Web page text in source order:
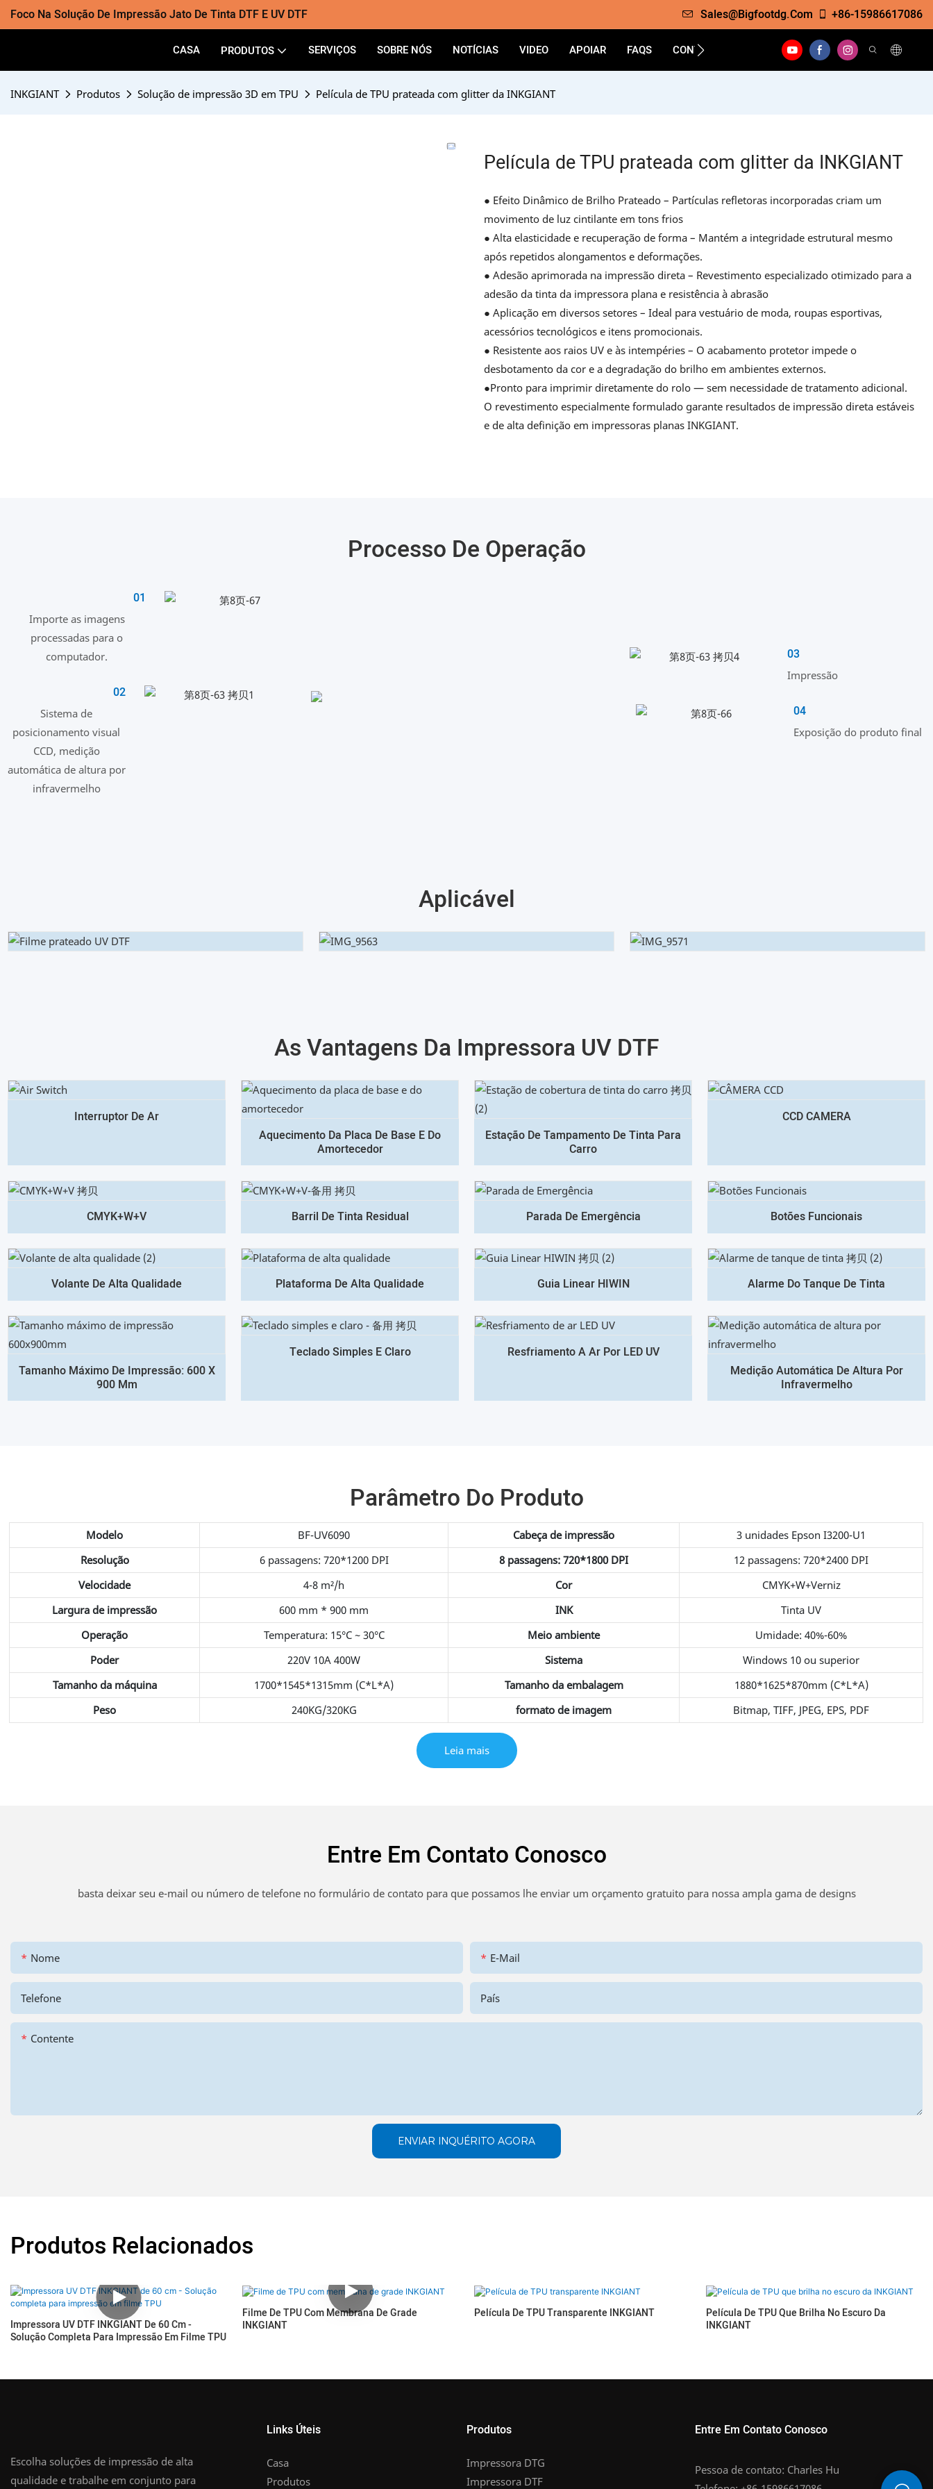
Foco Na Solução De Impressão Jato De Tinta DTF E UV DTF Sales@bigfootdg.com +86-15986617086
CASA PRODUTOS SERVIÇOS SOBRE NÓS NOTÍCIAS VIDEO APOIAR FAQS CONTATO
INKGIANT Produtos Solução de impressão 3D em TPU Película de TPU prateada com glitter da INKGIANT
Película de TPU prateada com glitter da INKGIANT
● Efeito Dinâmico de Brilho Prateado – Partículas refletoras incorporadas criam um
movimento de luz cintilante em tons frios
● Alta elasticidade e recuperação de forma – Mantém a integridade estrutural mesmo
após repetidos alongamentos e deformações.
● Adesão aprimorada na impressão direta – Revestimento especializado otimizado para a
adesão da tinta da impressora plana e resistência à abrasão
● Aplicação em diversos setores – Ideal para vestuário de moda, roupas esportivas,
acessórios tecnológicos e itens promocionais.
● Resistente aos raios UV e às intempéries – O acabamento protetor impede o
desbotamento da cor e a degradação do brilho em ambientes externos.
●Pronto para imprimir diretamente do rolo — sem necessidade de tratamento adicional.
O revestimento especialmente formulado garante resultados de impressão direta estáveis
​​e de alta definição em impressoras planas INKGIANT.
Processo De Operação
01
Importe as imagens
processadas para o
computador.
02
Sistema de
posicionamento visual
CCD, medição
automática de altura por
infravermelho
03
Impressão
04
Exposição do produto final
Aplicável
As Vantagens Da Impressora UV DTF
Interruptor De Ar
Aquecimento Da Placa De Base E Do
Amortecedor
Estação De Tampamento De Tinta Para
Carro
CCD CAMERA
CMYK+W+V Barril De Tinta Residual Parada De Emergência Botões Funcionais
Volante De Alta Qualidade Plataforma De Alta Qualidade Guia Linear HIWIN Alarme Do Tanque De Tinta
Tamanho Máximo De Impressão: 600 X
900 Mm
Teclado Simples E Claro
Resfriamento A Ar Por LED UV
Medição Automática De Altura Por
Infravermelho
Parâmetro Do Produto
Modelo BF-UV6090 Cabeça de impressão
3 unidades Epson I3200-U1
Resolução
6 passagens: 720*1200 DPI 8 passagens: 720*1800 DPI
12 passagens: 720*2400 DPI
Velocidade
4-8 m²/h Cor
CMYK+W+Verniz
Largura de impressão
600 mm * 900 mm INK
Tinta UV
Operação
Temperatura: 15°C ~ 30°C Meio ambiente
Umidade: 40%-60%
Poder
220V 10A 400W Sistema
Windows 10 ou superior
Tamanho da máquina
1700*1545*1315mm (C*L*A) Tamanho da embalagem
1880*1625*870mm (C*L*A)
Peso
240KG/320KG formato de imagem Bitmap, TIFF, JPEG, EPS, PDF
Leia mais
Entre Em Contato Conosco
basta deixar seu e-mail ou número de telefone no formulário de contato para que possamos lhe enviar um orçamento gratuito para nossa ampla gama de designs
Nome E-Mail
Telefone País
Contente
ENVIAR INQUÉRITO AGORA
Produtos Relacionados
Impressora UV DTF INKGIANT De 60 Cm -
Solução Completa Para Impressão Em Filme TPU
Filme De TPU Com Membrana De Grade
INKGIANT
Película De TPU Transparente INKGIANT
Película De TPU Que Brilha No Escuro Da
INKGIANT
Escolha soluções de impressão de alta
qualidade e trabalhe em conjunto para
Links Úteis
Casa
Produtos
Produtos
Impressora DTG
Impressora DTF
Entre Em Contato Conosco
Pessoa de contato: Charles Hu